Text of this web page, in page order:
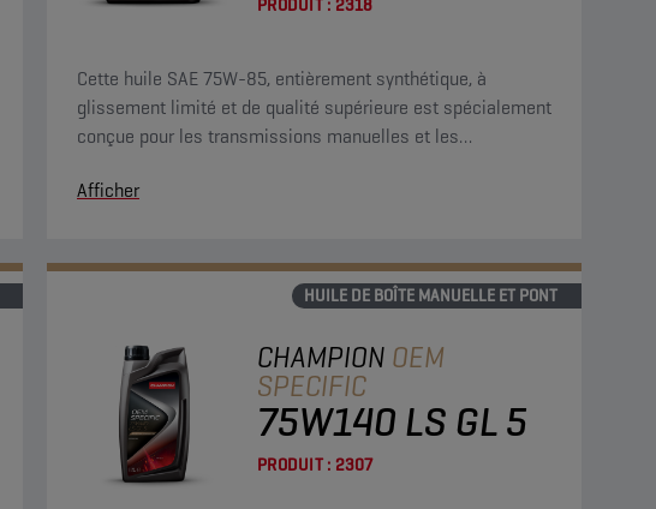
PRODUIT : 2318
Cette huile SAE 75W-85, entièrement synthétique, à
glissement limité et de qualité supérieure est spécialement
conçue pour les transmissions manuelles et les
Afficher
HUILE DE BOÎTE MANUELLE ET PONT
CHAMPION OEM
SPECIFIC
75W140 LS GL 5
PRODUIT : 2307